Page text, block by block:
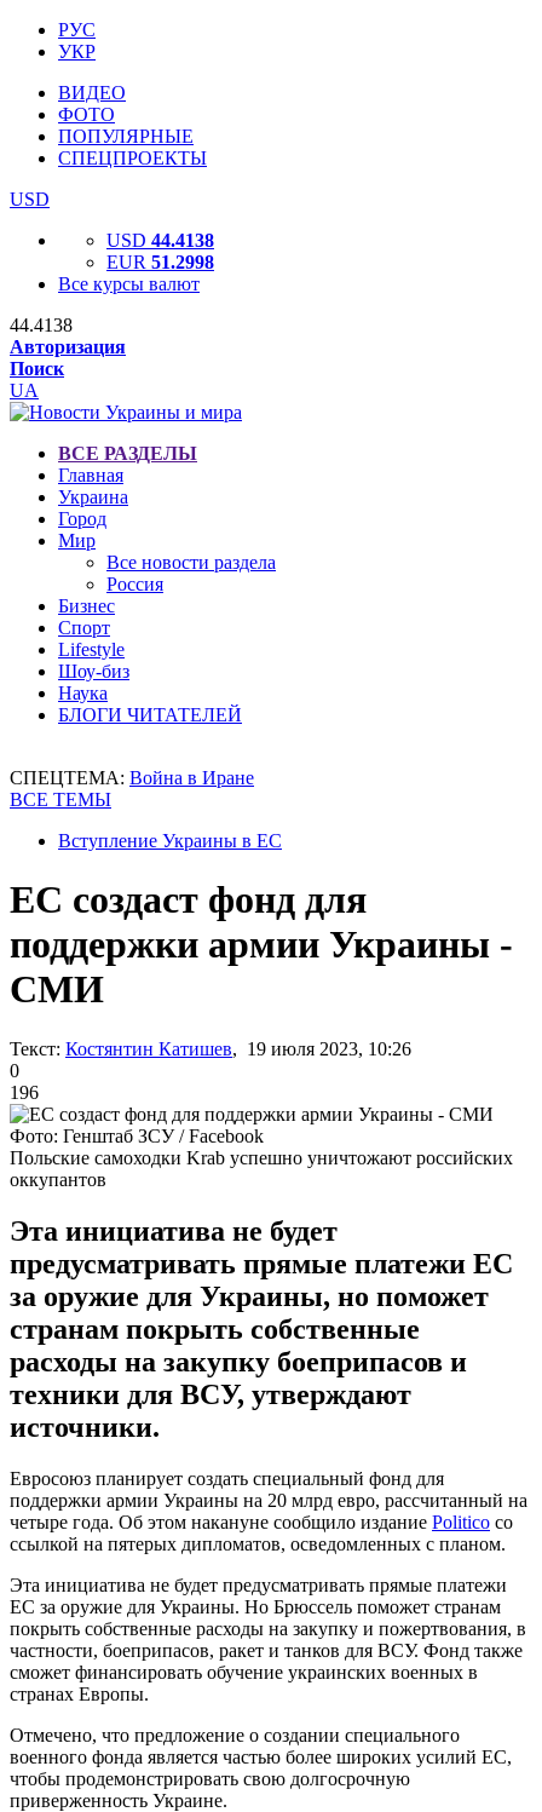
РУС
УКР
ВИДЕО
ФОТО
ПОПУЛЯРНЫЕ
СПЕЦПРОЕКТЫ
USD
USD 44.4138
EUR 51.2998
Все курсы валют
44.4138
Авторизация
Поиск
UA
ВСЕ РАЗДЕЛЫ
Главная
Украина
Город
Мир
Все новости раздела
Россия
Бизнес
Спорт
Lifestyle
Шоу-биз
Наука
БЛОГИ ЧИТАТЕЛЕЙ
СПЕЦТЕМА: Война в Иране
ВСЕ ТЕМЫ
Вступление Украины в ЕС
ЕС создаст фонд для
поддержки армии Украины -
СМИ
Текст: Костянтин Катишев, 19 июля 2023, 10:26
0
196
Фото: Генштаб ЗСУ / Facebook
Польские самоходки Krab успешно уничтожают российских
оккупантов
Эта инициатива не будет
предусматривать прямые платежи ЕС
за оружие для Украины, но поможет
странам покрыть собственные
расходы на закупку боеприпасов и
техники для ВСУ, утверждают
источники.
Евросоюз планирует создать специальный фонд для
поддержки армии Украины на 20 млрд евро, рассчитанный на
четыре года. Об этом накануне сообщило издание Politico со
ссылкой на пятерых дипломатов, осведомленных с планом.
Эта инициатива не будет предусматривать прямые платежи
ЕС за оружие для Украины. Но Брюссель поможет странам
покрыть собственные расходы на закупку и пожертвования, в
частности, боеприпасов, ракет и танков для ВСУ. Фонд также
сможет финансировать обучение украинских военных в
странах Европы.
Отмечено, что предложение о создании специального
военного фонда является частью более широких усилий ЕС,
чтобы продемонстрировать свою долгосрочную
приверженность Украине.